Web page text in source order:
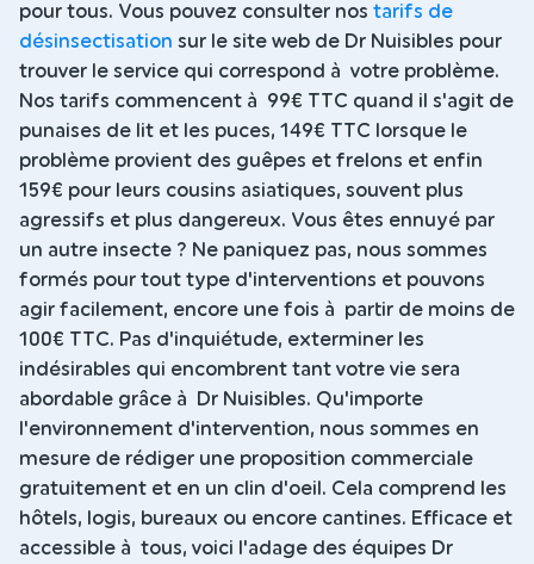
pour tous. Vous pouvez consulter nos tarifs de
désinsectisation sur le site web de Dr Nuisibles pour
trouver le service qui correspond à votre problème.
Nos tarifs commencent à 99€ TTC quand il s'agit de
punaises de lit et les puces, 149€ TTC lorsque le
problème provient des guêpes et frelons et enfin
159€ pour leurs cousins asiatiques, souvent plus
agressifs et plus dangereux. Vous êtes ennuyé par
un autre insecte ? Ne paniquez pas, nous sommes
formés pour tout type d'interventions et pouvons
agir facilement, encore une fois à partir de moins de
100€ TTC. Pas d'inquiétude, exterminer les
indésirables qui encombrent tant votre vie sera
abordable grâce à Dr Nuisibles. Qu'importe
l'environnement d'intervention, nous sommes en
mesure de rédiger une proposition commerciale
gratuitement et en un clin d'oeil. Cela comprend les
hôtels, logis, bureaux ou encore cantines. Efficace et
accessible à tous, voici l'adage des équipes Dr